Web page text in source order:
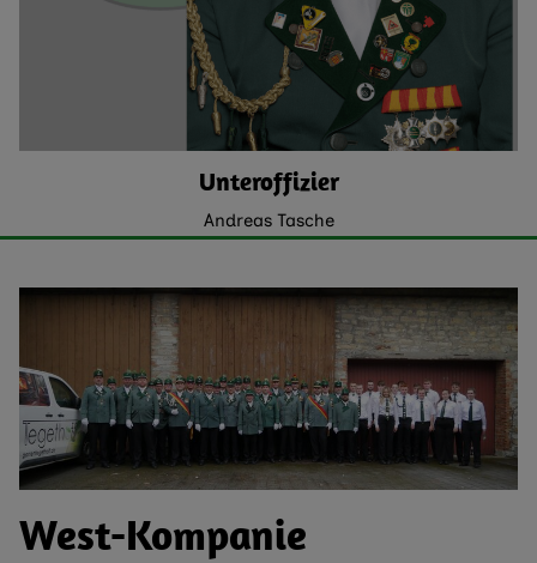
Unteroffizier
Andreas Tasche
West-Kompanie